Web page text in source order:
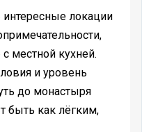
интересные локации
местной кухней.
и уровень
до монастыря
быть как лёгким,